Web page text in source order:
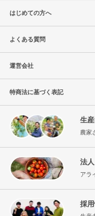
はじめての方へ
よくある質問
運営会社
特商法に基づく表記
生
農家
法
アラ
採